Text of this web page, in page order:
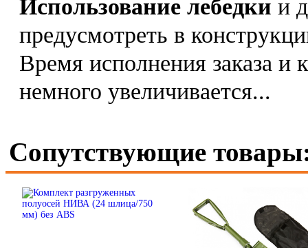
Использование лебедки и
предусмотреть в
Время исполнения заказа и
немного увеличивается...
Сопутствующие